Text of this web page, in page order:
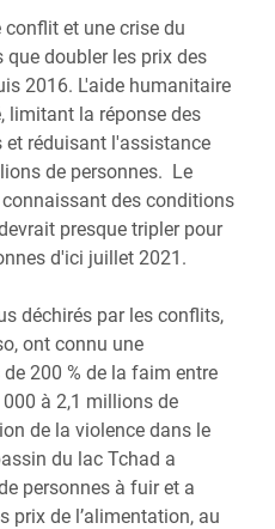
conflit et une crise du
doubler les prix des
2016. L'aide humanitaire
limitant la réponse des
et réduisant l'assistance
de personnes. Le
des conditions
presque tripler pour
d'ici juillet 2021.
déchirés par les conflits,
ont connu une
200 % de la faim entre
à 2,1 millions de
de la violence dans le
du lac Tchad a
personnes à fuir et a
prix de l’alimentation, au